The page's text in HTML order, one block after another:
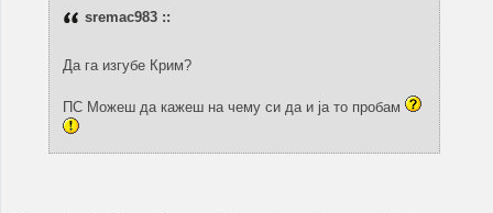
sremac983 ::
Да га изгубе Крим?
ПС Можеш да кажеш на чему си да и ја то пробам